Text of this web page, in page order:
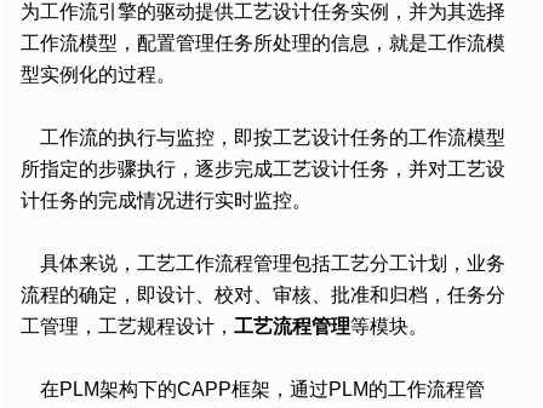
为工作流引擎的驱动提供工艺设计任务实例，并为其选择
工作流模型，配置管理任务所处理的信息，就是工作流模
型实例化的过程。
工作流的执行与监控，即按工艺设计任务的工作流模型
所指定的步骤执行，逐步完成工艺设计任务，并对工艺设
计任务的完成情况进行实时监控。
具体来说，工艺工作流程管理包括工艺分工计划，业务
流程的确定，即设计、校对、审核、批准和归档，任务分
工管理，工艺规程设计， 工艺流程管理等模块。
在PLM架构下的CAPP框架，通过PLM的工作流程管